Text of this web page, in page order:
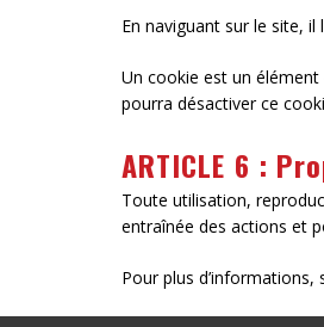
En naviguant sur le site, il
Un cookie est un élément
pourra désactiver ce
ARTICLE 6 :
Toute utilisation,
entraînée des actions et
Pour plus d’informations,